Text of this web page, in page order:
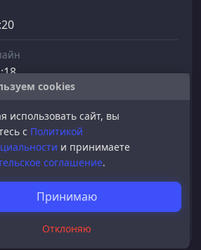
cookies
использовать сайт, вы
с Политикой
и принимаете
соглашение.
Принимаю
Отклоняю